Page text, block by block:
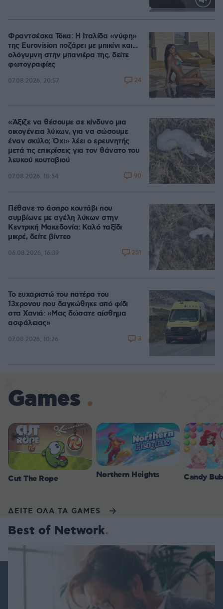
Loaded:
Φραντσέσκα Τόκα: Η Ιταλίδα «νύφη»
της Eurovision ποζάρει με μπικίνι και...
ολόγυμνη στην μπανιέρα της, δείτε
φωτογραφίες
07.08.2026, 20:57 24
«Άξιζε να θέσουμε σε κίνδυνο μια
οικογένεια λύκων, για να σώσουμε
έναν σκύλο; Όχι» λέει ο ερευνητής
μετά τις επικρίσεις για τον θάνατο του
λευκού κουταβιού
07.08.2026, 18:54 90
Πέθανε το άσπρο κουτάβι που
συμβίωνε με αγέλη λύκων στην
Κεντρική Μακεδονία: Καλό ταξίδι
μικρέ, δείτε βίντεο
06.08.2026, 16:39 251
Το ευχαριστώ του πατέρα του
13χρονου που δαγκώθηκε από φίδι
στα Χανιά: «Μας δώσατε αίσθημα
ασφάλειας»
07.08.2026, 10:26 3
Games
Cut The Rope Northern Heights Candy
ΔΕΙΤΕ ΟΛΑ ΤΑ GAMES
Best of Network